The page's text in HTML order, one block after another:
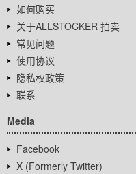
如何购买
关于ALLSTOCKER 拍卖
常见问题
使用协议
隐私权政策
联系
Media
Facebook
X (Formerly Twitter)